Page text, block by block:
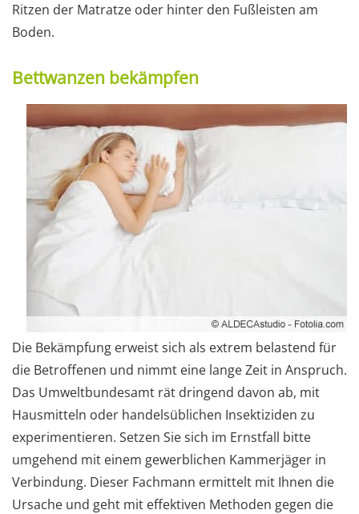
Ritzen der Matratze oder hinter den Fußleisten am
Boden.
Bettwanzen bekämpfen
Die Bekämpfung erweist sich als extrem belastend für
die Betroffenen und nimmt eine lange Zeit in Anspruch.
Das Umweltbundesamt rät dringend davon ab, mit
Hausmitteln oder handelsüblichen Insektiziden zu
experimentieren. Setzen Sie sich im Ernstfall bitte
umgehend mit einem gewerblichen Kammerjäger in
Verbindung. Dieser Fachmann ermittelt mit Ihnen die
Ursache und geht mit effektiven Methoden gegen die